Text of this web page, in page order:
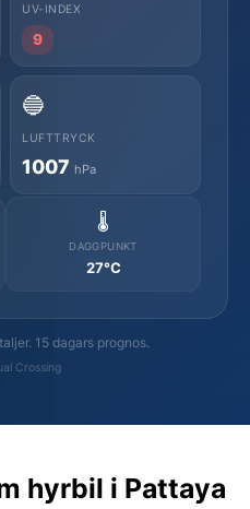
UV-INDEX
9
🔵
LUFTTRYCK
1007 hPa
🌡️
DAGGPUNKT
27°C
15 dagars prognos.
Crossing
hyrbil i Pattaya